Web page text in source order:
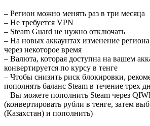
– Регион можно менять раз в три месяца
– Не требуется VPN
– Steam Guard не нужно отключать
– На новых аккаунтах изменение
через некоторое время
– Валюта, которая доступна на вашем
конвертируется по курсу в тенге
– Чтобы снизить риск блокировки,
пополнять баланс Steam в течение трех
– Вы можете пополнить Steam через
(конвертировать рубли в тенге, затем
(Казахстан) и пополнить)